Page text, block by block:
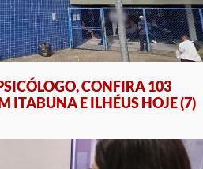
CONFIRA 103
ITABUNA E ILHÉUS HOJE (7)